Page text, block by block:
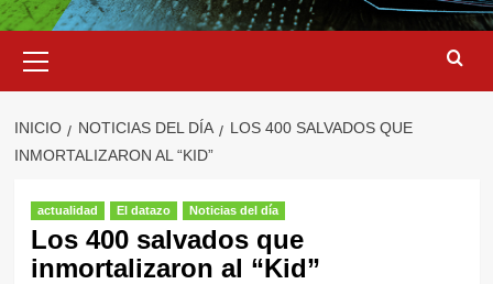
primario
INICIO NOTICIAS DEL DÍA
LOS 400 SALVADOS QUE
INMORTALIZARON AL “KID”
actualidad El datazo Noticias del día
Los 400 salvados que
inmortalizaron al “Kid”